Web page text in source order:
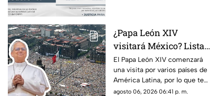
¿Papa León XIV
visitará México? Lista
COMPLETA de los
países de América
Latina a los que llegará
El Papa León XIV comenzará
una visita por varios países de
América Latina, por lo que te
compartimos la lista de cuáles
agosto 06, 2026 06:41 p. m.